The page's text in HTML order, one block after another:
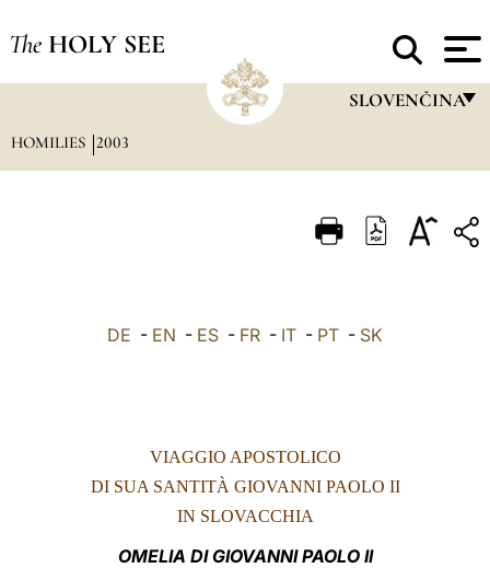
The HOLY SEE
SLOVENČINA
ITALIANO
中文
HOMILIES 2003
DE - EN - ES - FR - IT - PT - SK
VIAGGIO APOSTOLICO
DI SUA SANTITÀ GIOVANNI PAOLO II
IN SLOVACCHIA
OMELIA DI GIOVANNI PAOLO II